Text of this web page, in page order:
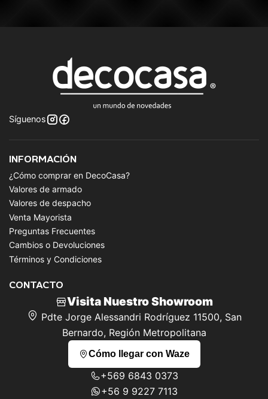
Síguenos
INFORMACIÓN
¿Cómo comprar en DecoCasa?
Valores de armado
Valores de despacho
Venta Mayorista
Preguntas Frecuentes
Cambios o Devoluciones
Términos y Condiciones
CONTACTO
Visita Nuestro Showroom
Pdte Jorge Alessandri Rodríguez 11500, San
Bernardo, Región Metropolitana
Cómo llegar con Waze
+569 6843 0373
+56 9 9227 7113